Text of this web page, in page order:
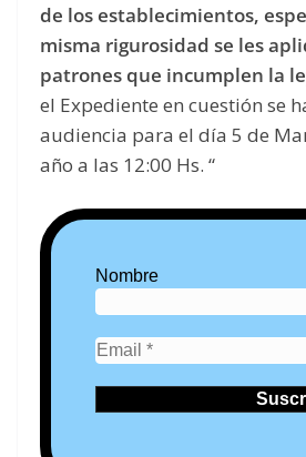
de los establecimientos,
misma rigurosidad se les
patrones que incumplen la
el Expediente en cuestión se
audiencia para el día 5 de
año a las 12:00 Hs. “
Nombre